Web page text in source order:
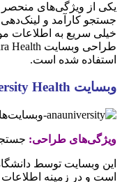
یکی‌ از ویژگی‌های
جستجو کارآمد و
خیلی سریع به اطلاعات
استفاده شده است.
وبسایت Health
ویژگی‌های طراحی:
این وبسایت توسط
است و در زمینه